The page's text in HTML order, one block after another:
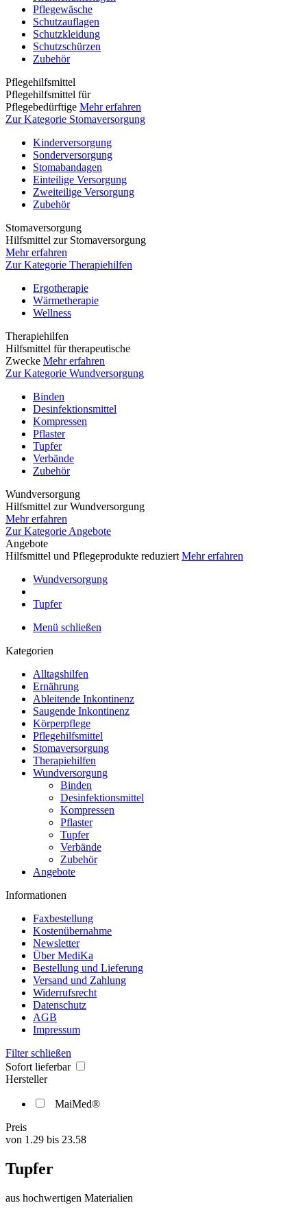
Pflegewäsche
Schutzauflagen
Schutzkleidung
Schutzschürzen
Zubehör
Pflegehilfsmittel
Pflegehilfsmittel für
Pflegebedürftige Mehr erfahren
Zur Kategorie Stomaversorgung
Kinderversorgung
Sonderversorgung
Stomabandagen
Einteilige Versorgung
Zweiteilige Versorgung
Zubehör
Stomaversorgung
Hilfsmittel zur Stomaversorgung
Mehr erfahren
Zur Kategorie Therapiehilfen
Ergotherapie
Wärmetherapie
Wellness
Therapiehilfen
Hilfsmittel für therapeutische
Zwecke Mehr erfahren
Zur Kategorie Wundversorgung
Binden
Desinfektionsmittel
Kompressen
Pflaster
Tupfer
Verbände
Zubehör
Wundversorgung
Hilfsmittel zur Wundversorgung
Mehr erfahren
Zur Kategorie Angebote
Angebote
Hilfsmittel und Pflegeprodukte reduziert Mehr erfahren
Wundversorgung
Tupfer
Menü schließen
Kategorien
Alltagshilfen
Ernährung
Ableitende Inkontinenz
Saugende Inkontinenz
Körperpflege
Pflegehilfsmittel
Stomaversorgung
Therapiehilfen
Wundversorgung
Binden
Desinfektionsmittel
Kompressen
Pflaster
Tupfer
Verbände
Zubehör
Angebote
Informationen
Faxbestellung
Kostenübernahme
Newsletter
Über MediKa
Bestellung und Lieferung
Versand und Zahlung
Widerrufsrecht
Datenschutz
AGB
Impressum
Filter schließen
Sofort lieferbar
Hersteller
MaiMed®
Preis
von 1.29 bis 23.58
Tupfer
aus hochwertigen Materialien